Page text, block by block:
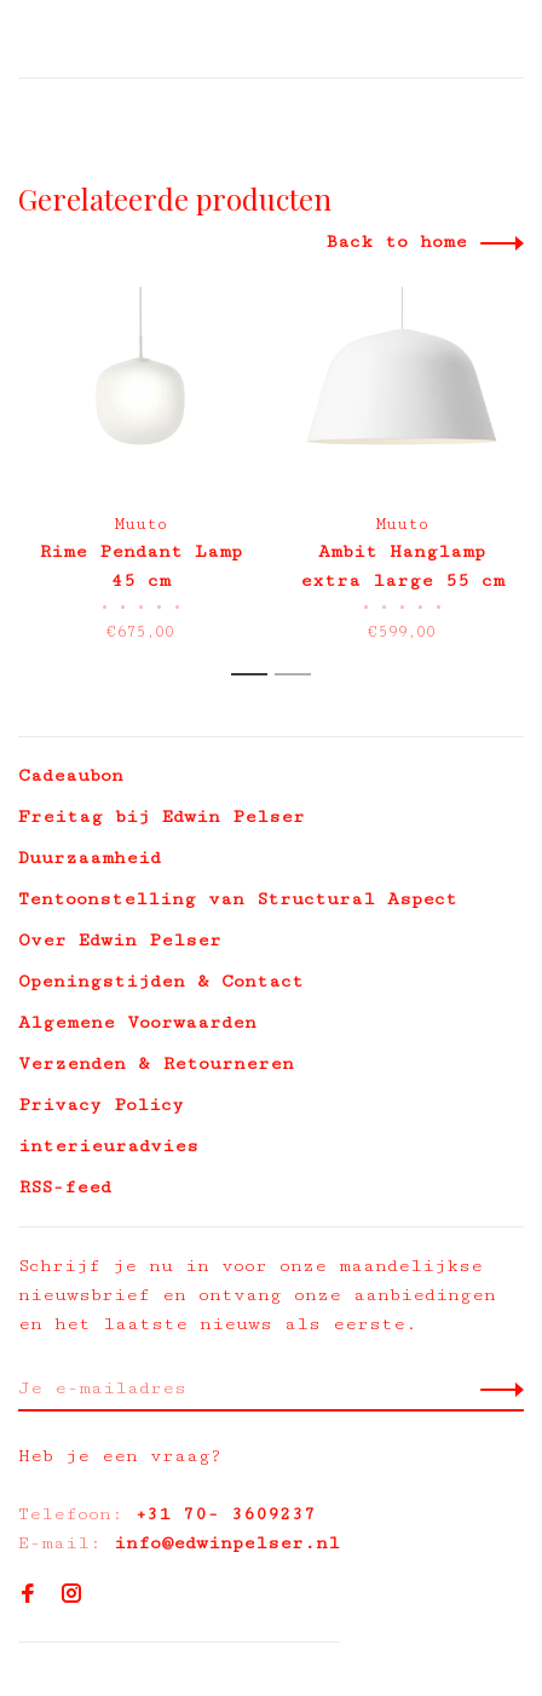
Gerelateerde producten
Back to home
Muuto
Rime Pendant Lamp
45 cm
• • • • •
€675,00
Muuto
Ambit Hanglamp
extra large 55 cm
• • • • •
€599,00
1 2
Cadeaubon
Freitag bij Edwin Pelser
Duurzaamheid
Tentoonstelling van Structural Aspect
Over Edwin Pelser
Openingstijden & Contact
Algemene Voorwaarden
Verzenden & Retourneren
Privacy Policy
interieuradvies
RSS-feed
Schrijf je nu in voor onze maandelijkse
nieuwsbrief en ontvang onze aanbiedingen
en het laatste nieuws als eerste.
Heb je een vraag?
Telefoon: +31 70- 3609237
E-mail:
info@edwinpelser.nl